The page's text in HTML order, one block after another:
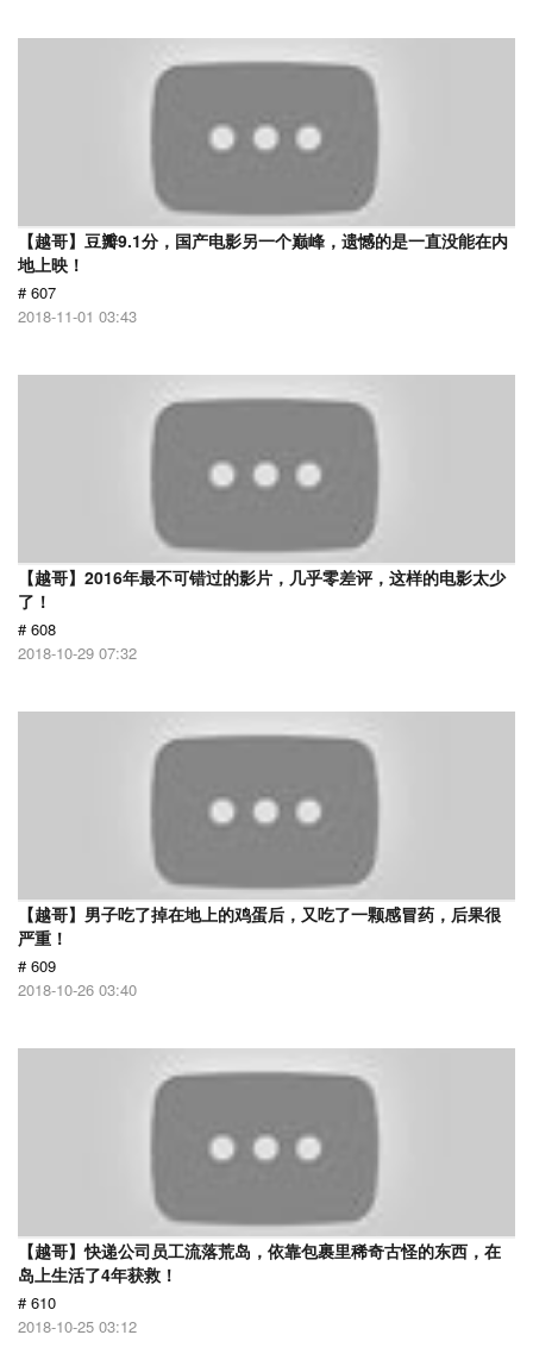
【越哥】豆瓣9.1分，国产电影另一个巅峰，遗憾的是一直没能在内
地上映！
# 607
2018-11-01 03:43
【越哥】2016年最不可错过的影片，几乎零差评，这样的电影太少
了！
# 608
2018-10-29 07:32
【越哥】男子吃了掉在地上的鸡蛋后，又吃了一颗感冒药，后果很
严重！
# 609
2018-10-26 03:40
【越哥】快递公司员工流落荒岛，依靠包裹里稀奇古怪的东西，在
岛上生活了4年获救！
# 610
2018-10-25 03:12